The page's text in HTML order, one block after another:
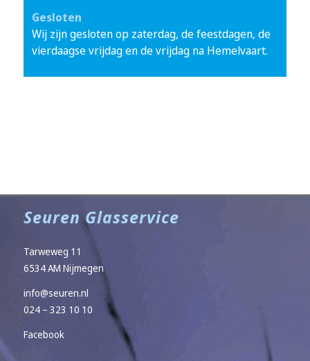
Gesloten
Wij zijn gesloten op zaterdag, de feestdagen, de
vierdaagse vrijdag en de vrijdag na Hemelvaart.
Seuren Glasservice
Tarweweg 11
6534 AM Nijmegen
info@seuren.nl
024 – 323 10 10
Facebook